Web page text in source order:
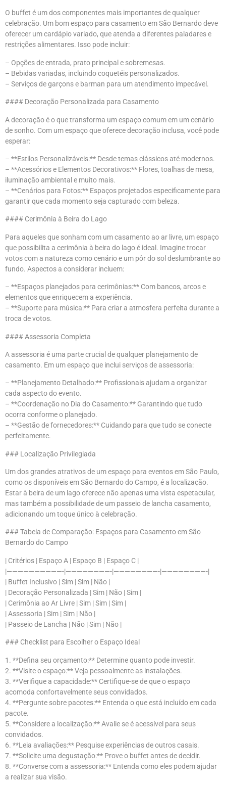
O buffet é um dos componentes mais importantes de qualquer
celebração. Um bom espaço para casamento em São Bernardo deve
oferecer um cardápio variado, que atenda a diferentes paladares e
restrições alimentares. Isso pode incluir:
– Opções de entrada, prato principal e sobremesas.
– Bebidas variadas, incluindo coquetéis personalizados.
– Serviços de garçons e barman para um atendimento impecável.
#### Decoração Personalizada para Casamento
A decoração é o que transforma um espaço comum em um cenário
de sonho. Com um espaço que oferece decoração inclusa, você pode
esperar:
– **Estilos Personalizáveis:** Desde temas clássicos até modernos.
– **Acessórios e Elementos Decorativos:** Flores, toalhas de mesa,
iluminação ambiental e muito mais.
– **Cenários para Fotos:** Espaços projetados especificamente para
garantir que cada momento seja capturado com beleza.
#### Cerimônia à Beira do Lago
Para aqueles que sonham com um casamento ao ar livre, um espaço
que possibilita a cerimônia à beira do lago é ideal. Imagine trocar
votos com a natureza como cenário e um pôr do sol deslumbrante ao
fundo. Aspectos a considerar incluem:
– **Espaços planejados para cerimônias:** Com bancos, arcos e
elementos que enriquecem a experiência.
– **Suporte para música:** Para criar a atmosfera perfeita durante a
troca de votos.
#### Assessoria Completa
A assessoria é uma parte crucial de qualquer planejamento de
casamento. Em um espaço que inclui serviços de assessoria:
– **Planejamento Detalhado:** Profissionais ajudam a organizar
cada aspecto do evento.
– **Coordenação no Dia do Casamento:** Garantindo que tudo
ocorra conforme o planejado.
– **Gestão de fornecedores:** Cuidando para que tudo se conecte
perfeitamente.
### Localização Privilegiada
Um dos grandes atrativos de um espaço para eventos em São Paulo,
como os disponíveis em São Bernardo do Campo, é a localização.
Estar à beira de um lago oferece não apenas uma vista espetacular,
mas também a possibilidade de um passeio de lancha casamento,
adicionando um toque único à celebração.
### Tabela de Comparação: Espaços para Casamento em São
Bernardo do Campo
| Critérios | Espaço A | Espaço B | Espaço C |
|——————————-|————————-|————————-|————————-|
| Buffet Inclusivo | Sim | Sim | Não |
| Decoração Personalizada | Sim | Não | Sim |
| Cerimônia ao Ar Livre | Sim | Sim | Sim |
| Assessoria | Sim | Sim | Não |
| Passeio de Lancha | Não | Sim | Não |
### Checklist para Escolher o Espaço Ideal
1. **Defina seu orçamento:** Determine quanto pode investir.
2. **Visite o espaço:** Veja pessoalmente as instalações.
3. **Verifique a capacidade:** Certifique-se de que o espaço
acomoda confortavelmente seus convidados.
4. **Pergunte sobre pacotes:** Entenda o que está incluído em cada
pacote.
5. **Considere a localização:** Avalie se é acessível para seus
convidados.
6. **Leia avaliações:** Pesquise experiências de outros casais.
7. **Solicite uma degustação:** Prove o buffet antes de decidir.
8. **Converse com a assessoria:** Entenda como eles podem ajudar
a realizar sua visão.